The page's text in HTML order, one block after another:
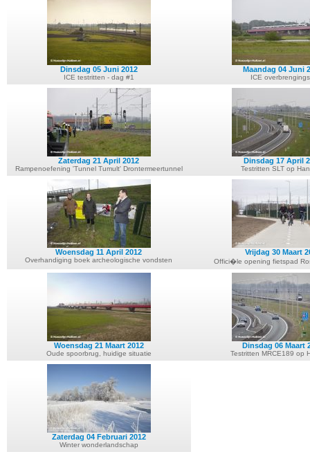
Dinsdag 05 Juni 2012
ICE testritten - dag #1
Maandag 04 Juni
ICE
Zaterdag 21 April 2012
Rampenoefening 'Tunnel Tumult' Drontermeertunnel
Dinsdag 17 April
Testritten SLT op
Woensdag 11 April 2012
Overhandiging boek archeologische vondsten
Vrijdag 30 Maart
Offici�le opening fietspad
Woensdag 21 Maart 2012
Oude spoorbrug, huidige situatie
Dinsdag 06 Maart
Testritten MRCE189 op
Zaterdag 04 Februari 2012
Winter wonderlandschap